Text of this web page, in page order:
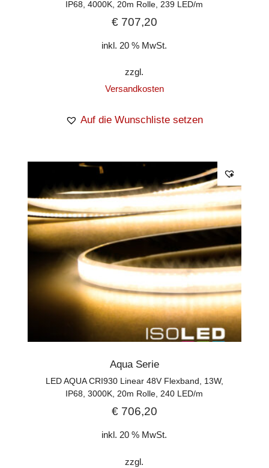
IP68, 4000K, 20m Rolle, 239 LED/m
€707,20
inkl. 20 % MwSt.
zzgl.
Versandkosten
Auf die Wunschliste setzen
Aqua Serie
LED AQUA CRI930 Linear 48V Flexband, 13W,
IP68, 3000K, 20m Rolle, 240 LED/m
€706,20
inkl. 20 % MwSt.
zzgl.